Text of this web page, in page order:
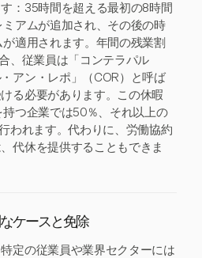
：35時間を超える最初の8時間
アムが追加され、その後の時
適用されます。年間の残業割
、従業員は「コンテラパル
アン・レポ」（COR）と呼ば
る必要があります。この休暇
つ企業では50％、それ以上の
われます。代わりに、労働協約
代休を提供することもできま
ケースと免除
定の従業員や業界セクターには